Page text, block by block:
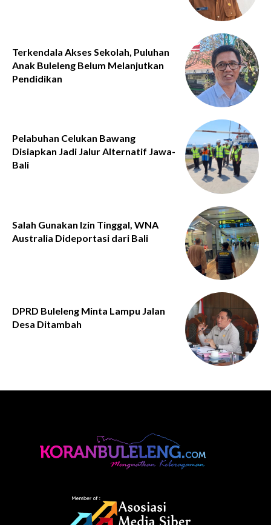
Terkendala Akses Sekolah, Puluhan
Anak Buleleng Belum Melanjutkan
Pendidikan
Pelabuhan Celukan Bawang
Disiapkan Jadi Jalur Alternatif Jawa-
Bali
Salah Gunakan Izin Tinggal, WNA
Australia Dideportasi dari Bali
DPRD Buleleng Minta Lampu Jalan
Desa Ditambah